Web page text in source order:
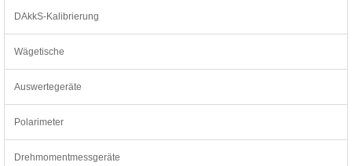
DAkkS-Kalibrierung
Wägetische
Auswertegeräte
Polarimeter
Drehmomentmessgeräte